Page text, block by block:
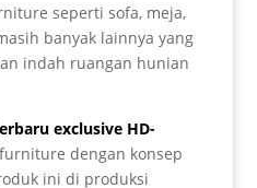
seperti sofa, meja,
banyak lainnya yang
indah ruangan hunian
exclusive HD-
dengan konsep
ini di produksi